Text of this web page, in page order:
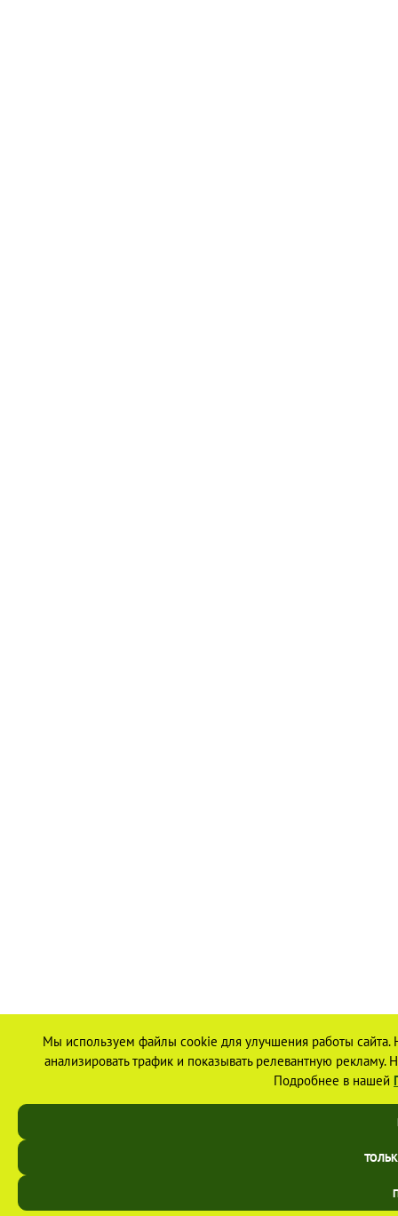
Мы используем файлы cookie для улучшения работы
анализировать трафик и показывать релевантную
Подробнее в нашей